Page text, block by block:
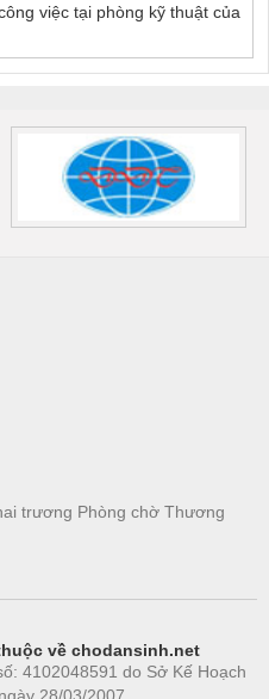
việc tại phòng kỹ thuật của
trương Phòng chờ Thương
về chodansinh.net
4102048591 do Sở Kế Hoạch
28/03/2007